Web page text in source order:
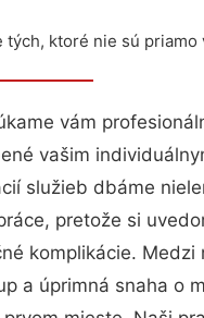
ktoré nie sú
vám
vašim
služieb dbáme
pretože si
komplikácie.
a úprimná snaha o